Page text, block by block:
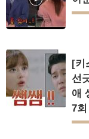
[키
선
애
7회